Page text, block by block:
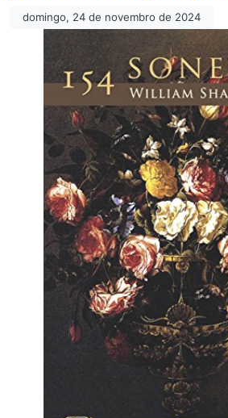
domingo, 24 de novembro de 2024